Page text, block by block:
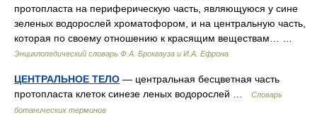
протопласта на периферическую часть, являющуюся у сине
зеленых водорослей хроматофором, и на центральную часть,
которая по своему отношению к красящим веществам… …
Энциклопедический словарь Ф.А. Брокгауза и И.А. Ефрона
ЦЕНТРАЛЬНОЕ ТЕЛО — центральная бесцветная часть
протопласта клеток синезе леных водорослей …
Словарь
ботанических терминов